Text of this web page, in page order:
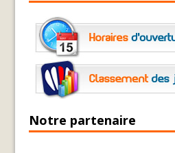
Notre partenaire